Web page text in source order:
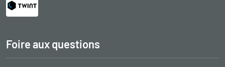
Foire aux questions